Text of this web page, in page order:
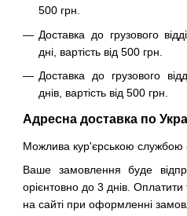
500 грн.
Доставка до грузового
дні, вартість від 500 грн.
Доставка до грузового
днів, вартість від 500 грн.
Адресна доставка по
Можлива кур'єрською службою
Ваше замовлення буде
орієнтовно до 3 днів.
на сайті при оформленні